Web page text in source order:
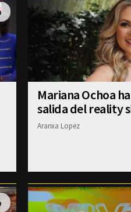
Mariana Ochoa
salida del reality
Aranxa Lopez